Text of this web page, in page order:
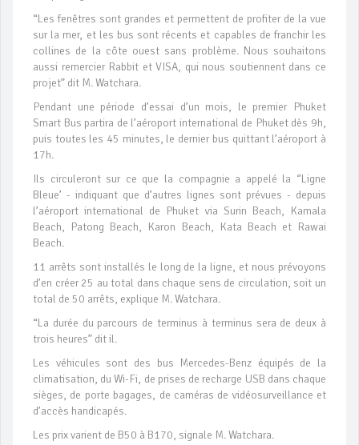
“Les fenêtres sont grandes et permettent de profiter de la vue
sur la mer, et les bus sont récents et capables de franchir les
collines de la côte ouest sans problème. Nous souhaitons
aussi remercier Rabbit et VISA, qui nous soutiennent dans ce
projet” dit M. Watchara.
Pendant une période d’essai d’un mois, le premier Phuket
Smart Bus partira de l’aéroport international de Phuket dès 9h,
puis toutes les 45 minutes, le dernier bus quittant l’aéroport à
17h.
Ils circuleront sur ce que la compagnie a appelé la ‘’Ligne
Bleue’ - indiquant que d’autres lignes sont prévues - depuis
l’aéroport international de Phuket via Surin Beach, Kamala
Beach, Patong Beach, Karon Beach, Kata Beach et Rawai
Beach.
11 arrêts sont installés le long de la ligne, et nous prévoyons
d’en créer 25 au total dans chaque sens de circulation, soit un
total de 50 arrêts, explique M. Watchara.
“La durée du parcours de terminus à terminus sera de deux à
trois heures” dit il.
Les véhicules sont des bus Mercedes-Benz équipés de la
climatisation, du Wi-Fi, de prises de recharge USB dans chaque
sièges, de porte bagages, de caméras de vidéosurveillance et
d’accès handicapés.
Les prix varient de B50 à B170, signale M. Watchara.